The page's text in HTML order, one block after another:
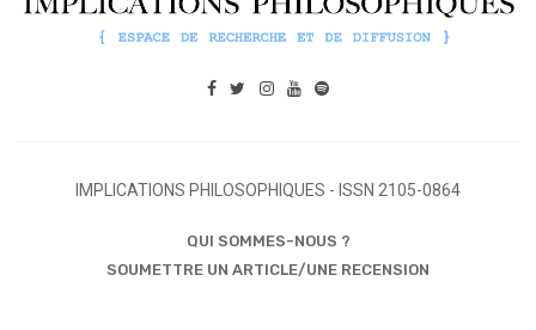
IMPLICATIONS PHILOSOPHIQUES - ISSN 2105-0864
QUI SOMMES-NOUS ?
SOUMETTRE UN ARTICLE/UNE RECENSION